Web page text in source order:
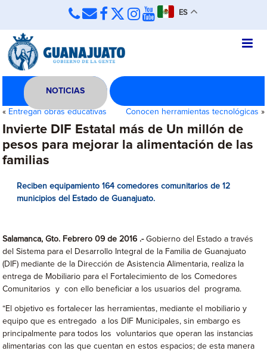
ES
NOTICIAS
« Entregan obras educativas Conocen herramientas tecnológicas »
Invierte DIF Estatal más de Un millón de
pesos para mejorar la alimentación de las
familias
Reciben equipamiento 164 comedores comunitarios de 12
municipios del Estado de Guanajuato.
Salamanca, Gto. Febrero 09 de 2016 .-Gobierno del Estado a través
del Sistema para el Desarrollo Integral de la Familia de Guanajuato
(DIF) mediante de la Dirección de Asistencia Alimentaria, realiza la
entrega de Mobiliario para el Fortalecimiento de los Comedores
Comunitarios y con ello beneficiar a los usuarios del programa.
“El objetivo es fortalecer las herramientas, mediante el mobiliario y
equipo que es entregado a los DIF Municipales, sin embargo es
principalmente para todos los voluntarios que operan las instancias
alimentarias con las que cuentan en estos espacios; de esta manera